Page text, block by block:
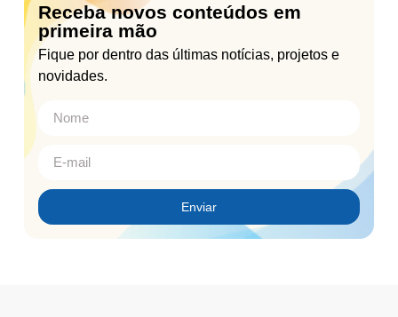
Receba novos conteúdos em
primeira mão
Fique por dentro das últimas notícias, projetos e
novidades.
Enviar